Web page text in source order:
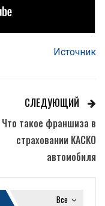
Источник
СЛЕДУЮЩИЙ
Что такое франшиза в
страховании КАСКО
автомобиля
Все